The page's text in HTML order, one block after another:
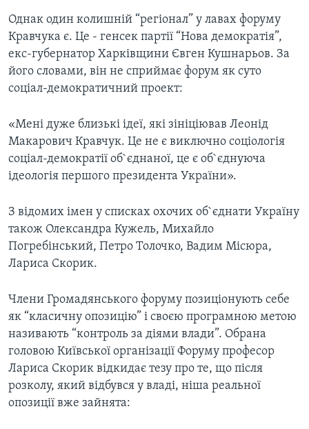
Однак один колишній “регіонал” у лавах форуму
Кравчука є. Це - генсек партії “Нова демократія”,
екс-губернатор Харківщини Євген Кушнарьов. За
його словами, він не сприймає форум як суто
соціал-демократичний проект:
«Мені дуже близькі ідеї, які зініціював Леонід
Макарович Кравчук. Це не є виключно соціологія
соціал-демократії об`єднаної, це є об`єднуюча
ідеологія першого президента України».
З відомих імен у списках охочих об`єднати Україну
також Олександра Кужель, Михайло
Погребінський, Петро Толочко, Вадим Місюра,
Лариса Скорик.
Члени Громадянського форуму позиціонують себе
як “класичну опозицію” і своєю програмною метою
називають “контроль за діями влади”. Обрана
головою Київської організації Форуму професор
Лариса Скорик відкидає тезу про те, що після
розколу, який відбувся у владі, ніша реальної
опозиції вже зайнята: